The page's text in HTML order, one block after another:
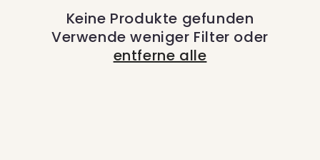
Keine Produkte gefunden
Verwende weniger Filter oder
entferne alle